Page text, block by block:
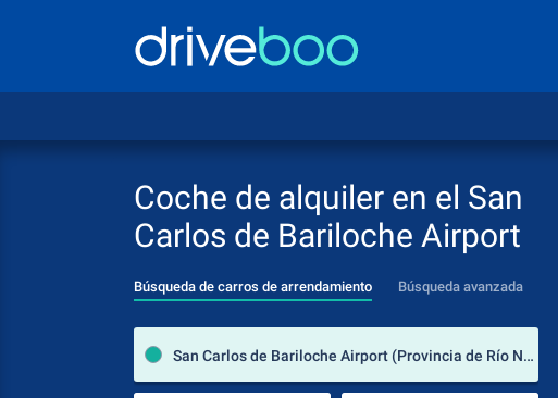
Coche de alquiler en el San
Carlos de Bariloche Airport
Búsqueda de carros de arrendamiento Búsqueda avanzada
San Carlos de Bariloche Airport (Provincia de Río Negro / Argentina)